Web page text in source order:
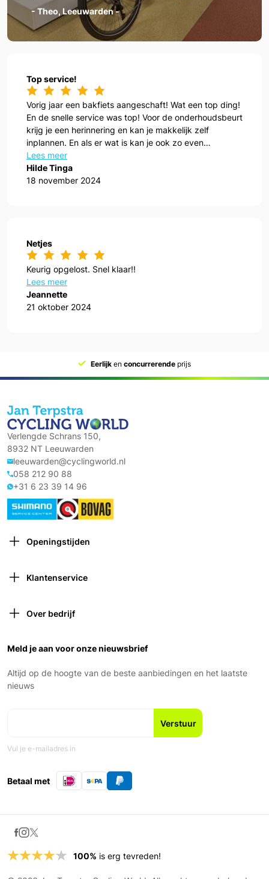
- Theo, Leeuwarden -
Top service!
Vorig jaar een bakfiets aangeschaft! Wat een top ding!
En de snelle service was top! Voor de onderhoudsbeurt
krijg je een herinnering en kan je makkelijk zelf
inplannen. En als er wat is kan je ook zo even
aanwippen!
Lees meer
Hilde Tinga
18 november 2024
Netjes
Keurig opgelost. Snel klaar!!
Lees meer
Jeannette
21 oktober 2024
Eerlijk en concurrerende prijs
Verlengde Schrans 150,
8932 NT Leeuwarden
leeuwarden@cyclingworld.nl
058 212 90 88
+31 6 23 39 14 96
Openingstijden
Dinsdag: 9:00 – 18:00
gesloten om 18:00)
Zondag: Gesloten
Klantenservice
Verzekeringen
Over bedrijf
Ons Team
Nieuws en blogs
Fiets leasen
Meld je aan voor onze nieuwsbrief
Altijd op de hoogte van de beste aanbiedingen en het laatste
nieuws
Vul je e-mailadres in
Betaal met
100% is erg tevreden!